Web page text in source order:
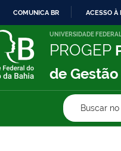
IR
PARA
CONTEÚDO
COMUNICA BR ACESSO À
UNIVERSIDADE
PROGEP
de
Buscar